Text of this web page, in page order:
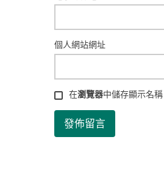
個人網站網址
在瀏覽器中儲存顯示名